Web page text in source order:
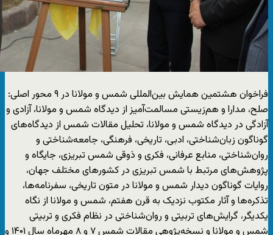
فراخوان هشتمین همایش بین‌المللی شمس و مولانا در ۹ محور اصلی:
صلح، مدارا و هم‌زیستی مسالمت­‌آمیز از دیدگاه شمس و مولانا، آزادی و
آزادگی در دیدگاه شمس و مولانا، تحلیل مقالات شمس از دیدگاه‎‌های
گوناگون زبان‌شناختی، ادبی، تاریخی، فرهنگی، جامعه‎‌شناختی و
روان‎‌شناختی، منابع عرفانی، فکری و ذوقی شمس تبریزی، جایگاه و
پژوهش‌های مرتبط با شمس تبریزی در کشورهای مختلف جهان،
روایات گوناگون دیدار شمس و مولانا در متون تاریخی، سفرنامه‏‌ها،
تذکره‏‌ها و آثار مکتوب نزدیک به قرن هفتم، شمس و مولانا از نگاه
یکدیگر، گرایش‌های تربیتی و روان‌شناختی در نظام فکری و تربیتی
شمس و مولانا و نسخه‌پژوهی مقالات شمس ۷ و ۸ مهرماه سال ۱۴۰۱ و